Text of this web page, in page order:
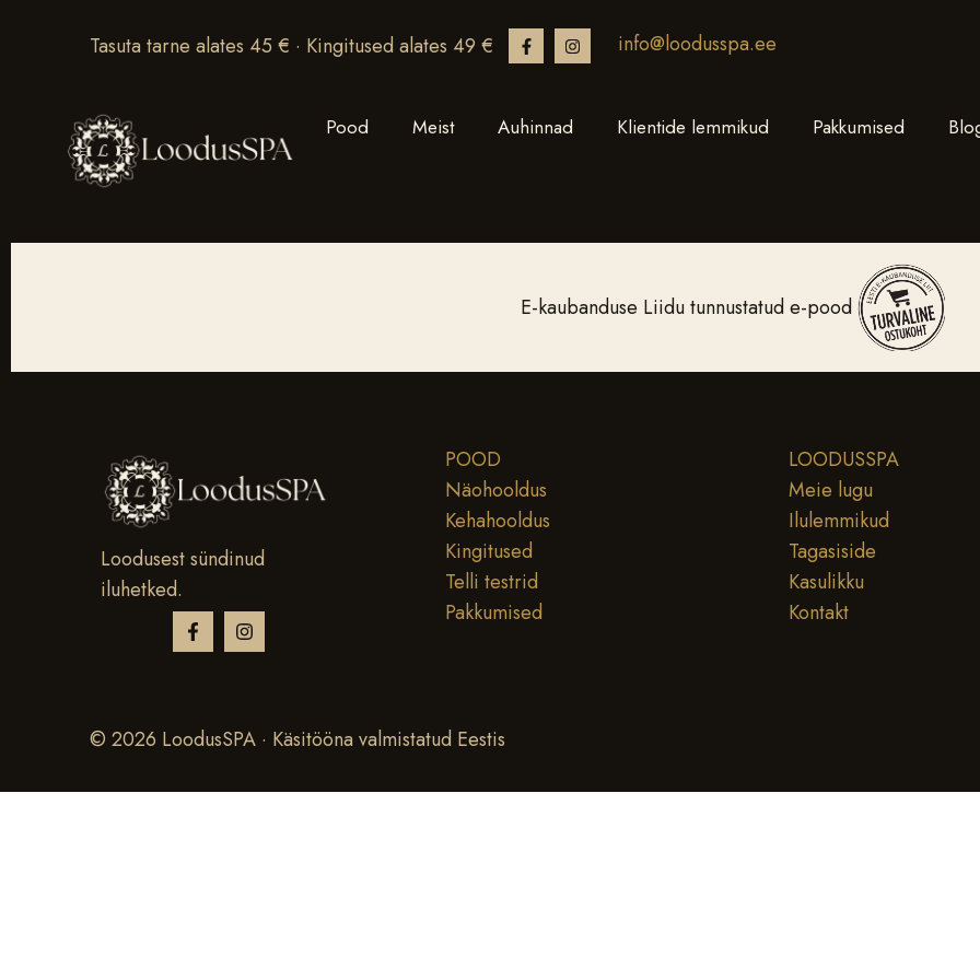
Tasuta tarne alates 45 € · Kingitused alates 49 € info@loodusspa.ee
Pood Meist Auhinnad Klientide lemmikud Pakkumised
E-kaubanduse Liidu tunnustatud e-pood
Loodusest sündinud
iluhetked.
POOD
Näohooldus
Kehahooldus
Kingitused
Telli testrid
Pakkumised
LOODUSSPA
Meie lugu
Ilulemmikud
Tagasiside
Kasulikku
Kontakt
© 2026 LoodusSPA · Käsitööna valmistatud Eestis